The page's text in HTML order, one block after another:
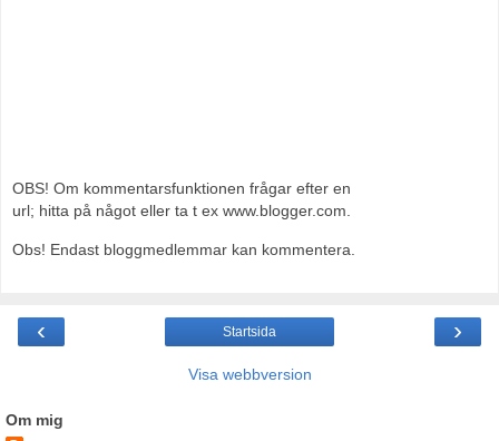
OBS! Om kommentarsfunktionen frågar efter en
url; hitta på något eller ta t ex www.blogger.com.
Obs! Endast bloggmedlemmar kan kommentera.
‹ ›
Startsida
Visa webbversion
Om mig